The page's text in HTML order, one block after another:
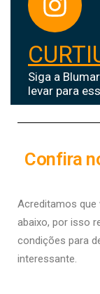
Siga a
levar para
Confira
Acreditamos
abaixo, por isso r
condições para
interessante.